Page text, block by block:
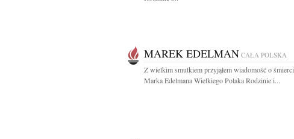
MAREK EDELMAN CAŁA POLSKA
Z wielkim smutkiem przyjąłem wiadomość o śmierci
Marka Edelmana Wielkiego Polaka Rodzinie i...